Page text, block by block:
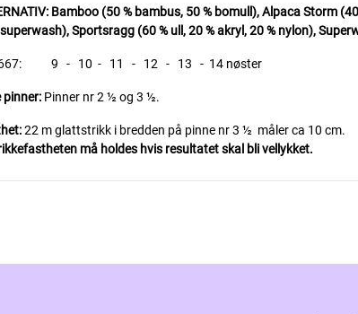
Bamboo (50 % bambus, 50 % bomull), Alpaca Storm
Sportsragg (60 % ull, 20 % akryl, 20 % nylon),
667: 9 - 10 - 11 - 12 - 13 - 14 nøster
pinner:Pinner nr 2 ½ og 3 ½.
22 m glattstrikk i bredden på pinne nr 3 ½ måler ca 10 cm.
må holdes hvis resultatet skal bli vellykket.